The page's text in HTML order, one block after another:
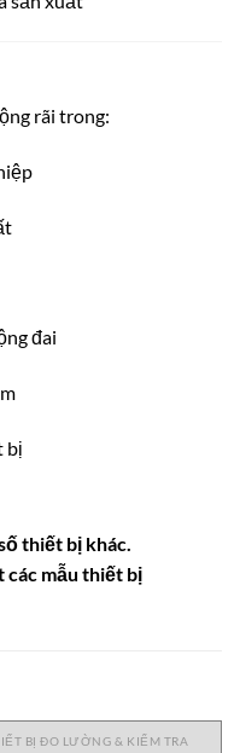
rãi trong:
đai
bị
thiết bị khác.
các mẫu thiết bị
BỊ ĐO LƯỜNG & KIỂM TRA